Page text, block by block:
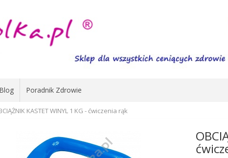
Blog Poradnik Zdrowie
KASTET WINYL 1 KG - ćwiczenia rąk